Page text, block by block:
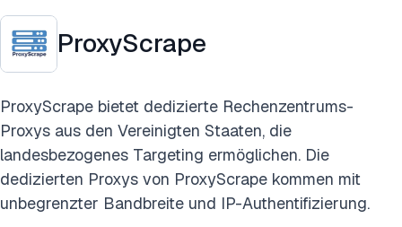
ProxyScrape
ProxyScrape bietet dedizierte Rechenzentrums-
Proxys aus den Vereinigten Staaten, die
landesbezogenes Targeting ermöglichen. Die
dedizierten Proxys von ProxyScrape kommen mit
unbegrenzter Bandbreite und IP-Authentifizierung.